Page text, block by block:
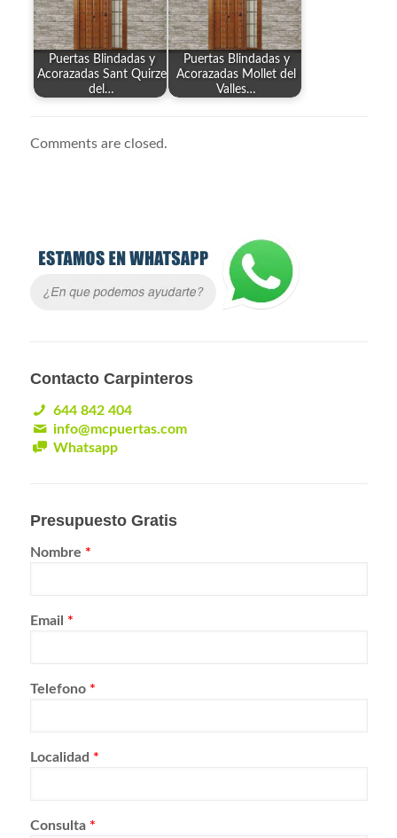
Puertas Blindadas y
Acorazadas Sant Quirze
del…
Puertas Blindadas y
Acorazadas Mollet del
Valles…
Comments are closed.
Contacto Carpinteros
644 842 404
info@mcpuertas.com
Whatsapp
Presupuesto Gratis
Nombre *
Email *
Telefono *
Localidad *
Consulta *